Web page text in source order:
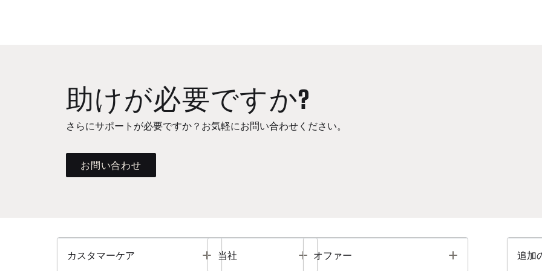
助けが必要ですか?
さらにサポートが必要ですか？お気軽にお問い合わせください。
お問い合わせ
カスタマーケア Toggle
当社 Toggle
オファー Toggle 追加